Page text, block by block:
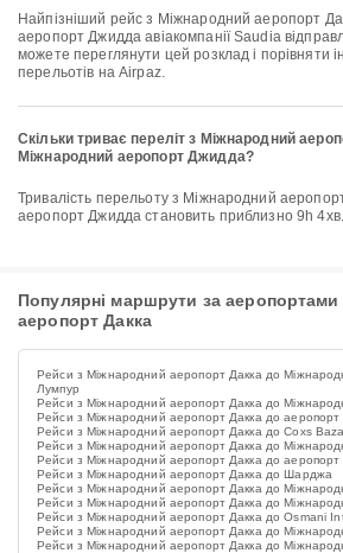
Найпізніший рейс з Міжнародний аеропорт Дакка до Міжнародний
аеропорт Джидда авіакомпанії Saudia
можете переглянути цей розклад і порівняти
перельотів на Airpaz.
Скільки триває переліт з Міжнародний
Міжнародний аеропорт Джидда?
Тривалість перельоту з Міжнародний аеропорт Дакка до Міжнародний
аеропорт Джидда становить приблизно 9h 4хв.
Популярні маршрути за
аеропорт Дакка
Рейси з Міжнародний аеропорт Дакка до
Лумпур
Рейси з Міжнародний аеропорт Дакка до
Рейси з Міжнародний аеропорт Дакка до аеропорт
Рейси з Міжнародний аеропорт Дакка до Coxs
Рейси з Міжнародний аеропорт Дакка до
Рейси з Міжнародний аеропорт Дакка до аеропорт
Рейси з Міжнародний аеропорт Дакка до Шарджа
Рейси з Міжнародний аеропорт Дакка до
Рейси з Міжнародний аеропорт Дакка до
Рейси з Міжнародний аеропорт Дакка до Osmani
Рейси з Міжнародний аеропорт Дакка до
Рейси з Міжнародний аеропорт Дакка до